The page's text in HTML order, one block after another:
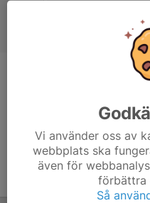
Vi använder oss av
webbplats ska
även för
förbättra
Så